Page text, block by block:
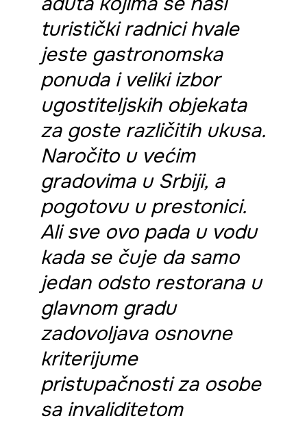
turistički radnici hvale
jeste gastronomska
ponuda i veliki izbor
ugostiteljskih objekata
za goste različitih ukusa.
Naročito u većim
gradovima u Srbiji, a
pogotovu u prestonici.
Ali sve ovo pada u vodu
kada se čuje da samo
jedan odsto restorana u
glavnom gradu
zadovoljava osnovne
kriterijume
pristupačnosti za osobe
sa invaliditetom